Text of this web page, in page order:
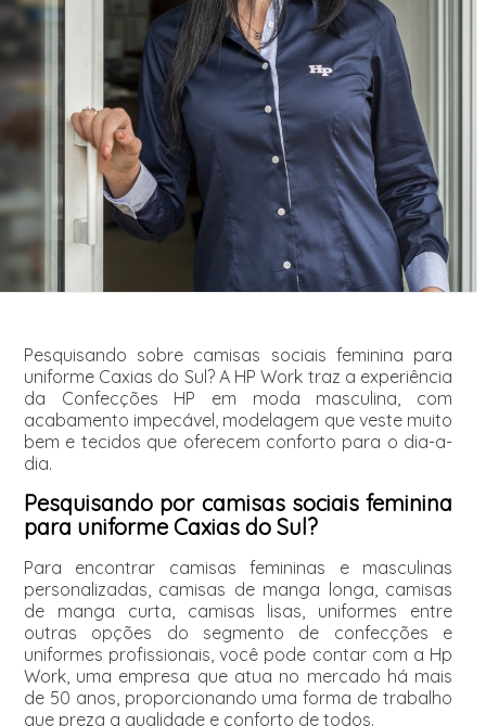
Pesquisando sobre camisas sociais feminina para
uniforme Caxias do Sul? A HP Work traz a experiência
da Confecções HP em moda masculina, com
acabamento impecável, modelagem que veste muito
bem e tecidos que oferecem conforto para o dia-a-
dia.
Pesquisando por camisas sociais feminina
para uniforme Caxias do Sul?
Para encontrar camisas femininas e masculinas
personalizadas, camisas de manga longa, camisas
de manga curta, camisas lisas, uniformes entre
outras opções do segmento de confecções e
uniformes profissionais, você pode contar com a Hp
Work, uma empresa que atua no mercado há mais
de 50 anos, proporcionando uma forma de trabalho
que preza a qualidade e conforto de todos.